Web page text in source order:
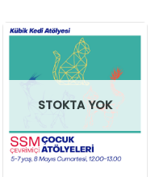
STOKTA YOK